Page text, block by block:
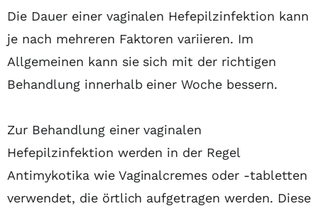
Die Dauer einer vaginalen Hefepilzinfektion kann
je nach mehreren Faktoren variieren. Im
Allgemeinen kann sie sich mit der richtigen
Behandlung innerhalb einer Woche bessern.
Zur Behandlung einer vaginalen
Hefepilzinfektion werden in der Regel
Antimykotika wie Vaginalcremes oder -tabletten
verwendet, die örtlich aufgetragen werden. Diese